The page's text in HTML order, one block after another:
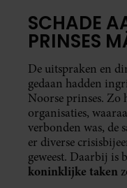
SCHADE
PRINSES
De uitspraken en
gedaan hadden
Noorse prinses. Zo
organisaties,
verbonden was, de
er diverse
geweest. Daarbij is
koninklijke taken